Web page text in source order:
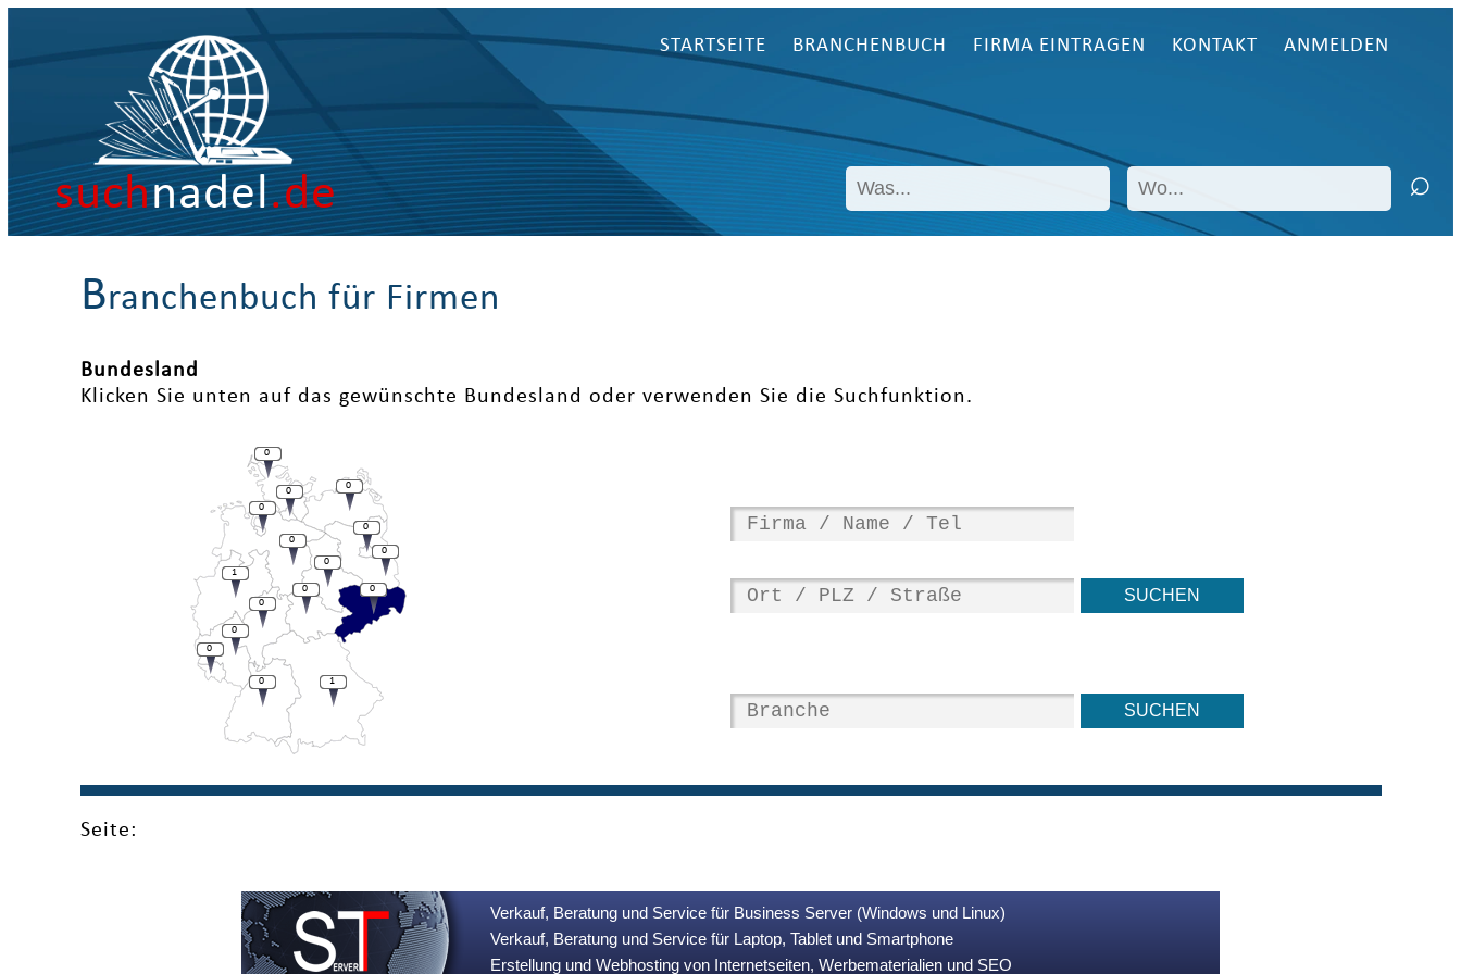
suchnadel.de
STARTSEITE BRANCHENBUCH FIRMA EINTRAGEN KONTAKT ANMELDEN
Branchenbuch für Firmen
Bundesland
Klicken Sie unten auf das gewünschte Bundesland oder verwenden Sie die Suchfunktion.
0
0
1
0
0
0
0
0
0
0
0
0
0
0
0
1
Seite:
Verkauf, Beratung und Service für Business Server (Windows und Linux)
Verkauf, Beratung und Service für Laptop, Tablet und Smartphone
Erstellung und Webhosting von Internetseiten, Werbematerialien und SEO